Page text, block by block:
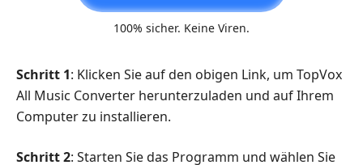
100% sicher. Keine Viren.
Schritt 1: Klicken Sie auf den obigen Link, um TopVox
All Music Converter herunterzuladen und auf Ihrem
Computer zu installieren.
Schritt 2: Starten Sie das Programm und wählen Sie